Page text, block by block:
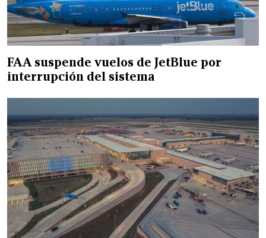
FAA suspende vuelos de JetBlue por
interrupción del sistema